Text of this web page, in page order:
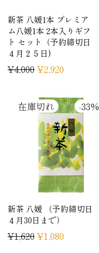
新茶 八媛1本 プレミア
ム八媛1本 2本入りギフ
ト セット（予約締切日
４月２５日)
¥4,000¥2,920
-33%
新茶 八媛 （予約締切日
４月30日まで）
¥1,620¥1,080